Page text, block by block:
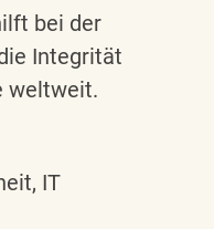
bei der
Integrität
weltweit.
IT